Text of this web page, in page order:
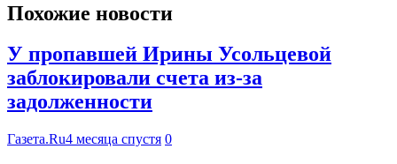
Похожие новости
У пропавшей Ирины Усольцевой
заблокировали счета из-за
задолженности
Газета.Ru4 месяца спустя 0